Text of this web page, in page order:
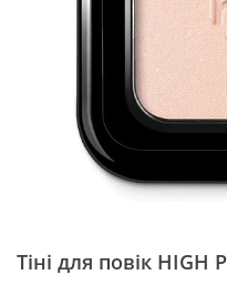
Тіні для повік HIGH